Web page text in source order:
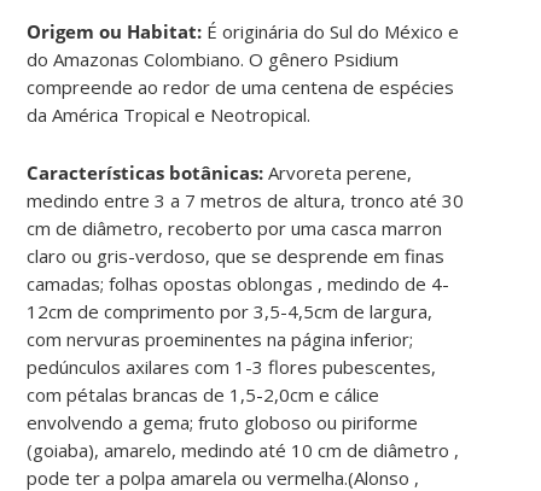
Origem ou Habitat: É originária do Sul do México e
do Amazonas Colombiano. O gênero Psidium
compreende ao redor de uma centena de espécies
da América Tropical e Neotropical.
Características botânicas:Arvoreta perene,
medindo entre 3 a 7 metros de altura, tronco até 30
cm de diâmetro, recoberto por uma casca marron
claro ou gris-verdoso, que se desprende em finas
camadas; folhas opostas oblongas , medindo de 4-
12cm de comprimento por 3,5-4,5cm de largura,
com nervuras proeminentes na página inferior;
pedúnculos axilares com 1-3 flores pubescentes,
com pétalas brancas de 1,5-2,0cm e cálice
envolvendo a gema; fruto globoso ou piriforme
(goiaba), amarelo, medindo até 10 cm de diâmetro ,
pode ter a polpa amarela ou vermelha.(Alonso ,